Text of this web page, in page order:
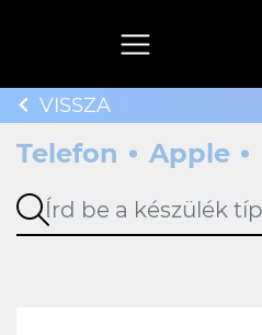
VISSZA
Telefon Apple